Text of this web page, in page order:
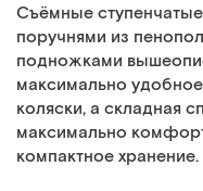
Съёмные
поручнями из
подножками
максимально
коляски, а складная
максимально
компактное хранение.